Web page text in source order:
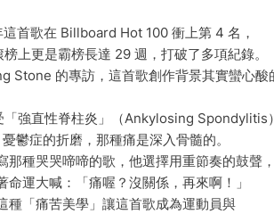
這首歌在 Billboard Hot 100 衝上第 4 名，
上更是霸榜長達 29 週，打破了多項紀錄。
Stone 的專訪，這首歌創作背景其實蠻心酸
「強直性脊柱炎」（Ankylosing Spondylitis
憂鬱症的折磨，那種痛是深入骨髓的。
那種哭哭啼啼的歌，他選擇用重節奏的鼓聲，
命運大喊：「痛喔？沒關係，再來啊！」
種「痛苦美學」讓這首歌成為運動員與